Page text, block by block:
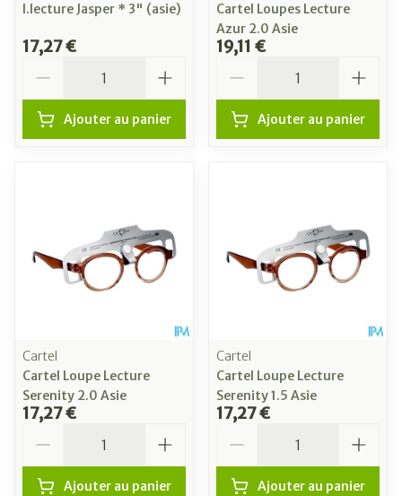
l.lecture Jasper * 3" (asie)
17,27 €
Ajouter au panier
Cartel Loupes Lecture
Azur 2.0 Asie
19,11 €
Ajouter au panier
Cartel
Cartel Loupe Lecture
Serenity 2.0 Asie
17,27 €
Ajouter au panier
Cartel
Cartel Loupe Lecture
Serenity 1.5 Asie
17,27 €
Ajouter au panier